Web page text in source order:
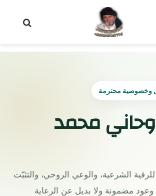
وخصوصية محترمة
محمد
الشرعية، والوعي الروحي، والتثبّت
وعود مضمونة ولا بديل عن الرعاية